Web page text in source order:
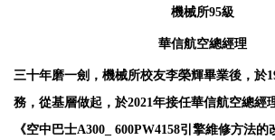
機械所95級
華信航空總經理
三十年磨一劍，機械所校友李榮輝畢業後，於
務，從基層做起，於2021年接任華信航空總經
《空中巴士A300_ 600PW4158引擎維修方法